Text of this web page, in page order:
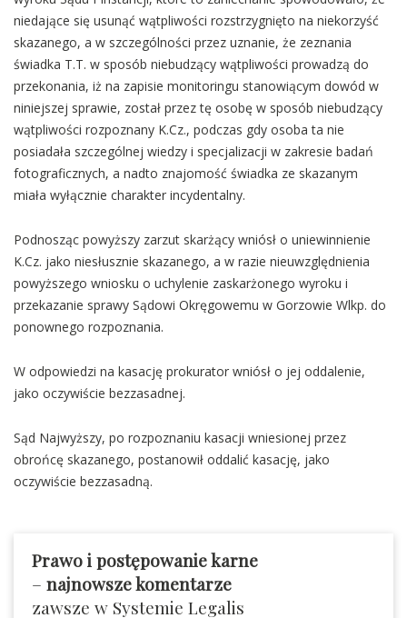
niedające się usunąć wątpliwości rozstrzygnięto na niekorzyść
skazanego, a w szczególności przez uznanie, że zeznania
świadka T.T. w sposób niebudzący wątpliwości prowadzą do
przekonania, iż na zapisie monitoringu stanowiącym dowód w
niniejszej sprawie, został przez tę osobę w sposób niebudzący
wątpliwości rozpoznany K.Cz., podczas gdy osoba ta nie
posiadała szczególnej wiedzy i specjalizacji w zakresie badań
fotograficznych, a nadto znajomość świadka ze skazanym
miała wyłącznie charakter incydentalny.
Podnosząc powyższy zarzut skarżący wniósł o uniewinnienie
K.Cz. jako niesłusznie skazanego, a w razie nieuwzględnienia
powyższego wniosku o uchylenie zaskarżonego wyroku i
przekazanie sprawy Sądowi Okręgowemu w Gorzowie Wlkp. do
ponownego rozpoznania.
W odpowiedzi na kasację prokurator wniósł o jej oddalenie,
jako oczywiście bezzasadnej.
Sąd Najwyższy, po rozpoznaniu kasacji wniesionej przez
obrońcę skazanego, postanowił oddalić kasację, jako
oczywiście bezzasadną.
Prawo i postępowanie karne
– najnowsze komentarze
zawsze w Systemie Legalis